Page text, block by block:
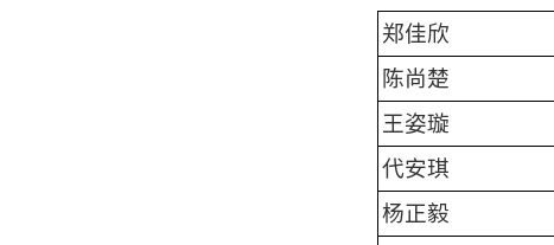
郑佳欣
陈尚楚
王姿璇
代安琪
杨正毅